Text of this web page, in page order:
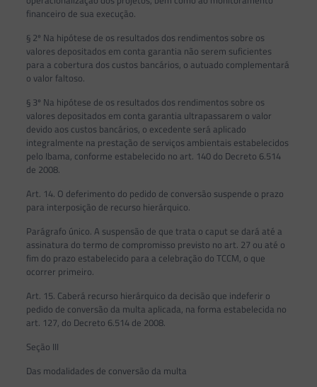
financeiro de sua execução.
§ 2º Na hipótese de os resultados dos rendimentos sobre os
valores depositados em conta garantia não serem suficientes
para a cobertura dos custos bancários, o autuado complementará
o valor faltoso.
§ 3º Na hipótese de os resultados dos rendimentos sobre os
valores depositados em conta garantia ultrapassarem o valor
devido aos custos bancários, o excedente será aplicado
integralmente na prestação de serviços ambientais estabelecidos
pelo Ibama, conforme estabelecido no art. 140 do Decreto 6.514
de 2008.
Art. 14. O deferimento do pedido de conversão suspende o prazo
para interposição de recurso hierárquico.
Parágrafo único. A suspensão de que trata o caput se dará até a
assinatura do termo de compromisso previsto no art. 27 ou até o
fim do prazo estabelecido para a celebração do TCCM, o que
ocorrer primeiro.
Art. 15. Caberá recurso hierárquico da decisão que indeferir o
pedido de conversão da multa aplicada, na forma estabelecida no
art. 127, do Decreto 6.514 de 2008.
Seção III
Das modalidades de conversão da multa